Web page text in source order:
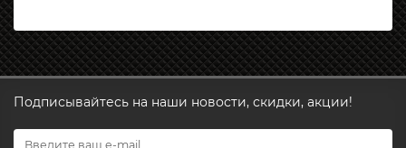
Подписывайтесь на наши новости, скидки, акции!